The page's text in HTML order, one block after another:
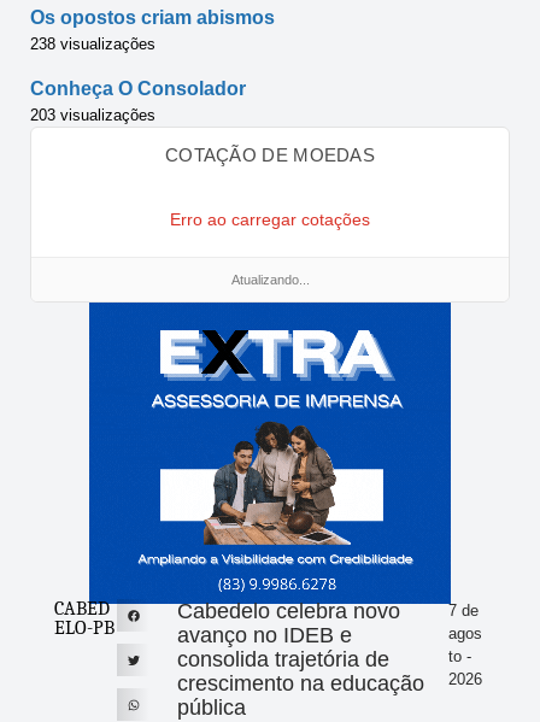
Os opostos criam abismos
238 visualizações
Conheça O Consolador
203 visualizações
COTAÇÃO DE MOEDAS
Erro ao carregar cotações
Atualizando...
CABED
ELO-PB
Cabedelo celebra novo
avanço no IDEB e
consolida trajetória de
crescimento na educação
pública
7 de
agos
to -
2026